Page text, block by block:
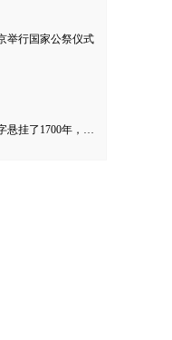
举行国家公祭仪式
灵隐寺有一幅对联，仅14字悬挂了1700年，开解一切不如意！